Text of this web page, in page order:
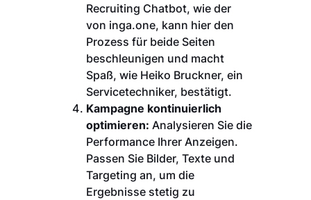
Recruiting Chatbot, wie der
von inga.one, kann hier den
Prozess für beide Seiten
beschleunigen und macht
Spaß, wie Heiko Bruckner, ein
Servicetechniker, bestätigt.
Kampagne kontinuierlich
optimieren: Analysieren Sie die
Performance Ihrer Anzeigen.
Passen Sie Bilder, Texte und
Targeting an, um die
Ergebnisse stetig zu